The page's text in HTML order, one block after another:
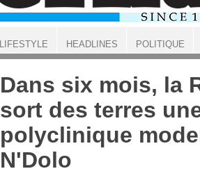
Dans six mois, la
sort des terres
polyclinique
N'Dolo
LIFESTYLE HEADLINES POLITIQUE